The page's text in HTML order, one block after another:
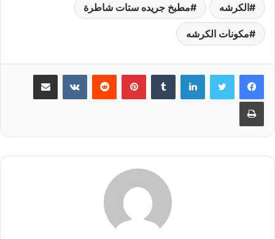
الكرشه مطبخ جريده ستات شاطرة
مكونات الكرشه
لينكدإن بينتيريست